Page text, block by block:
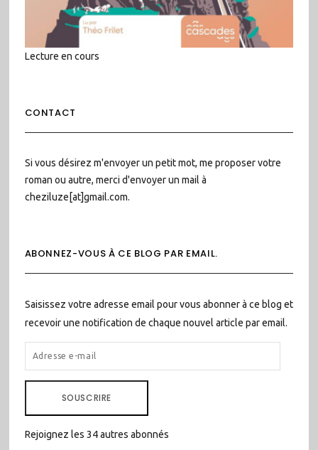
Lecture en cours
CONTACT
Si vous désirez m'envoyer un petit mot, me proposer votre
roman ou autre, merci d'envoyer un mail à
cheziluze[at]gmail.com.
ABONNEZ-VOUS À CE BLOG PAR EMAIL.
Saisissez votre adresse email pour vous abonner à ce blog et
recevoir une notification de chaque nouvel article par email.
ADRESSE
E-
SOUSCRIRE
Rejoignez les 34 autres abonnés